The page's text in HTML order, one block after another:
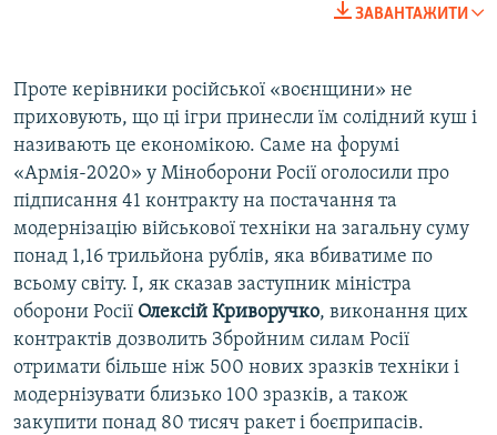
720p 1080p
720p
1080p
ЗАВАНТАЖИТИ
Проте керівники російської «воєнщини» не
приховують, що ці ігри принесли їм солідний куш і
називають це економікою. Саме на форумі
«Армія-2020» у Міноборони Росії оголосили про
підписання 41 контракту на постачання та
модернізацію військової техніки на загальну суму
понад 1,16 трильйона рублів, яка вбиватиме по
всьому світу. І, як сказав заступник міністра
оборони Росії Олексій Криворучко, виконання цих
контрактів дозволить Збройним силам Росії
отримати більше ніж 500 нових зразків техніки і
модернізувати близько 100 зразків, а також
закупити понад 80 тисяч ракет і боєприпасів.